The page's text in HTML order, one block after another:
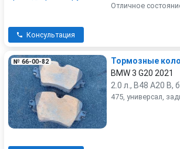
Отличное
Консультация
№ 66-00-82
Тормозные
BMW 3 G20 2021
2.0 л., B48 A20 B,
475, универсал,